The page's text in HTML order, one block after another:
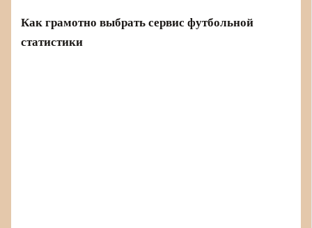
Как грамотно выбрать сервис футбольной
статистики